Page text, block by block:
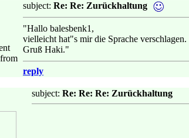
from
subject: Re: Re: Zurückhaltung
"Hallo balesbenk1,
vielleicht hat"s mir die Sprache
Gruß Haki."
reply
subject: Re: Re: Re: Zurückhaltung